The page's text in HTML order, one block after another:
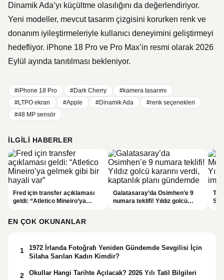
Dinamik Ada’yı küçültme olasılığını da değerlendiriyor.
Yeni modeller, mevcut tasarım çizgisini korurken renk ve
donanım iyileştirmeleriyle kullanıcı deneyimini geliştirmeyi
hedefliyor. iPhone 18 Pro ve Pro Max’in resmi olarak 2026
Eylül ayında tanıtılması bekleniyor.
#iPhone 18 Pro #Dark Cherry
#kamera tasarımı
#LTPO ekran
#Apple #Dinamik Ada
#renk seçenekleri
#48 MP sensör
İLGILI HABERLER
Fred için transfer açıklaması
geldi: “Atletico Mineiro’ya
Galatasaray’da Osimhen’e 9
numara teklifi! Yıldız golcü
EN ÇOK OKUNANLAR
1
1972 İrlanda Fotoğrafı Yeniden Gündemde Sevgilisi İçin
Silaha Sarılan Kadın Kimdir?
2 Okullar Hangi Tarihte Açılacak? 2026 Yılı Tatil Bilgileri